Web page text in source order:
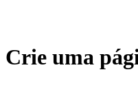
Crie uma